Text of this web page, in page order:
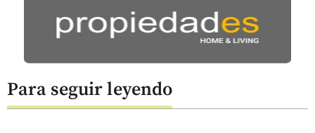
Para seguir leyendo